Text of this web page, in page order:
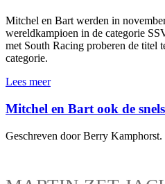
Mitchel en Bart werden in
wereldkampioen in de categorie
met South Racing proberen de titel
categorie.
Lees meer
Mitchel en Bart ook de
Geschreven door Berry Kamphorst.